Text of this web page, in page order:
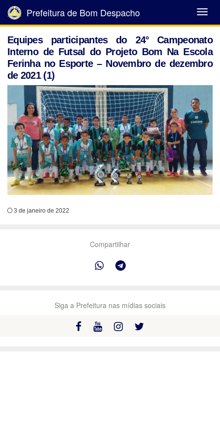
Abrir
Menu
Prefeitura de Bom Despacho
Equipes participantes do 24° Campeonato
Interno de Futsal do Projeto Bom Na Escola
Ferinha no Esporte – Novembro de dezembro
de 2021 (1)
3 de janeiro de 2022
Compartilhar
Siga a Prefeitura nas mídias sociais